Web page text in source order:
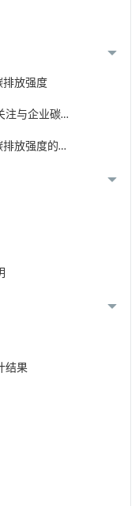
排放强度
注与企业碳排
排放强度的异
结果